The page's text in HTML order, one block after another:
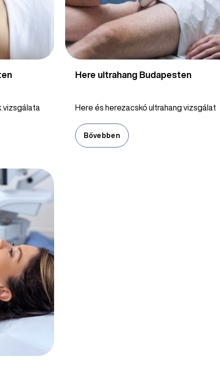
vizsgálata
Here ultrahang Budapesten
Here és herezacskó ultrahang vizsgálat
Bővebben